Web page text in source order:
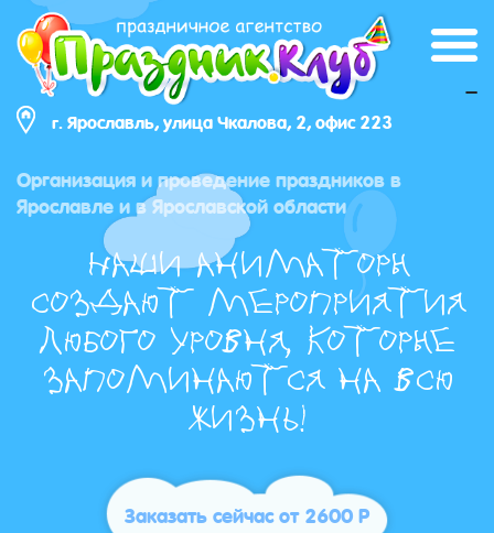
г. Ярославль, улица Чкалова, 2, офис 223
_
Организация и проведение праздников в
Ярославле и в Ярославской области
Наши аниматоры
создают мероприятия
любого уровня, которые
запоминаются на всю
жизнь!
Заказать сейчас от 2600 Р